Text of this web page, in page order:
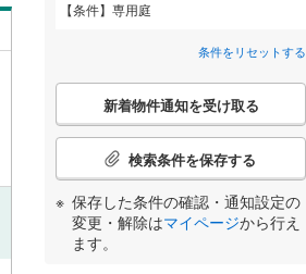
条件
専用庭
条件をリセットする
こ
検
条
件
新着物件通知を受け取る
検索条件を保存する
保存した条件の確認・通知設定の
変更・解除はマイページから行え
ます。
条件をリセットする
国立市(1)
東大和市(1)
武蔵村山市(1)
羽村市(3)
西多摩郡瑞穂町
条件をリセットする
条件をリセットする
京成押上線(6)
東武伊勢崎線(15)
西武池袋線(24)
条件をリセットする
条件をリセットする
制震構造 （0）
低層マンション（4階建て以
下）（ 0 ）
条件をリセットする